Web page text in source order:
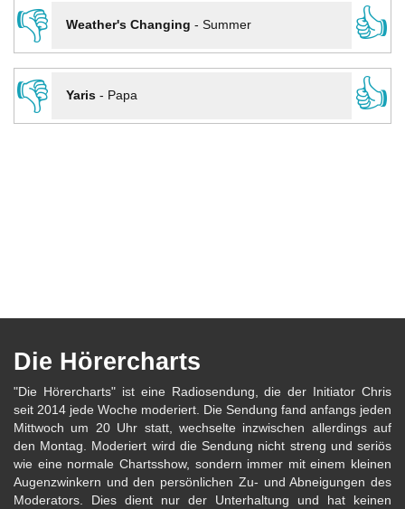
👎
Weather's Changing - Summer
👍
👎
Yaris- Papa 👍
Die Hörercharts
"Die Hörercharts" ist eine Radiosendung, die der Initiator Chris
seit 2014 jede Woche moderiert. Die Sendung fand anfangs jeden
Mittwoch um 20 Uhr statt, wechselte inzwischen allerdings auf
den Montag. Moderiert wird die Sendung nicht streng und seriös
wie eine normale Chartsshow, sondern immer mit einem kleinen
Augenzwinkern und den persönlichen Zu- und Abneigungen des
Moderators. Dies dient nur der Unterhaltung und hat keinen